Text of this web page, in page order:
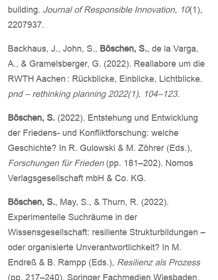
building. Journal of Responsible Innovation, 10(1),
2207937.
Backhaus, J., John, S., Böschen, S., de la Varga,
A., & Gramelsberger, G. (2022). Reallabore um die
RWTH Aachen : Rückblicke, Einblicke, Lichtblicke.
pnd – rethinking planning 2022(1), 104–123.
Böschen, S. (2022). Entstehung und Entwicklung
der Friedens- und Konfliktforschung: welche
Geschichte? In R. Gulowski & M. Zöhrer (Eds.),
Forschungen für Frieden(pp. 181–202). Nomos
Verlagsgesellschaft mbH & Co. KG.
Böschen, S., May, S., & Thurn, R. (2022).
Experimentelle Suchräume in der
Wissensgesellschaft: resiliente Strukturbildungen –
oder organisierte Unverantwortlichkeit? In M.
Endreß & B. Rampp (Eds.), Resilienz als Prozess
(pp. 217–240). Springer Fachmedien Wiesbaden.